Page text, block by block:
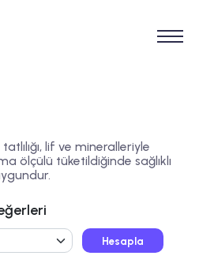
lif ve mineralleriyle
ölçülü tüketildiğinde sağlıklı
Hesapla